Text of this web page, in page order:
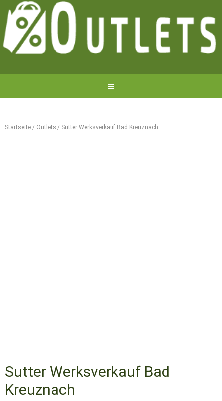
Startseite / Outlets / Sutter Werksverkauf Bad Kreuznach
Sutter Werksverkauf Bad
Kreuznach